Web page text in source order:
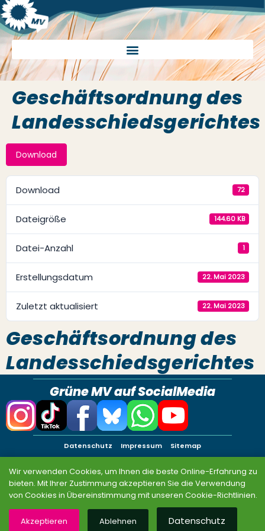
Geschäftsordnung des
Landesschiedsgerichtes
Download
Download 72
Dateigröße 144.60 KB
Datei-Anzahl 1
Erstellungsdatum 22. Mai 2023
Zuletzt aktualisiert 22. Mai 2023
Geschäftsordnung des
Landesschiedsgerichtes
Grüne MV auf SocialMedia
Datenschutz Impressum Sitemap
© BÜNDNIS 90/DIE GRÜNEN MV 2026
Wir verwenden Cookies, um Ihnen die beste Online-Erfahrung zu
bieten. Mit Ihrer Zustimmung akzeptieren Sie die Verwendung
von Cookies in Übereinstimmung mit unseren Cookie-Richtlinien.
Akzeptieren Ablehnen Datenschutz